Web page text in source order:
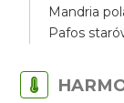
Mandria
Pafos